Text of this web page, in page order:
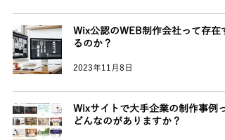
Wix公認のWEB制作会社って存在す
るのか？
2023年11月8日
Wixサイトで大手企業の制作事例っ
どんなのがありますか？